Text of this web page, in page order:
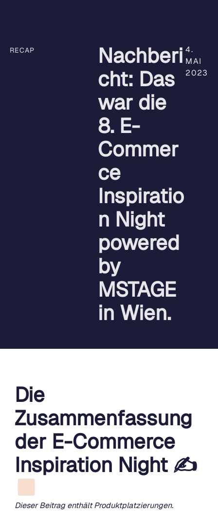
RECAP
Nachberi
cht: Das
war die
8. E-
Commer
ce
Inspiratio
n Night
powered
by
MSTAGE
in Wien.
4.
MAI
2023
Die
Zusammenfassung
der E-Commerce
Inspiration Night ✍
Dieser Beitrag enthält Produktplatzierungen.